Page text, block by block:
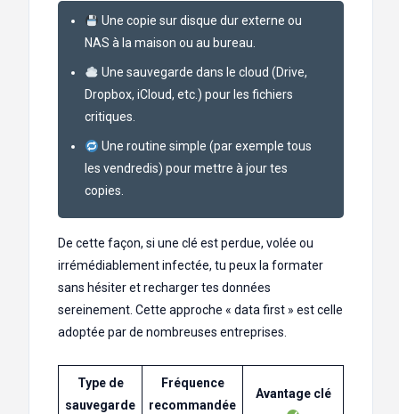
Une copie sur disque dur externe ou
NAS à la maison ou au bureau.
Une sauvegarde dans le cloud (Drive,
Dropbox, iCloud, etc.) pour les fichiers
critiques.
Une routine simple (par exemple tous
les vendredis) pour mettre à jour tes
copies.
De cette façon, si une clé est perdue, volée ou
irrémédiablement infectée, tu peux la formater
sans hésiter et recharger tes données
sereinement. Cette approche « data first » est celle
adoptée par de nombreuses entreprises.
Type de
sauvegarde
Fréquence
recommandée
Avantage clé